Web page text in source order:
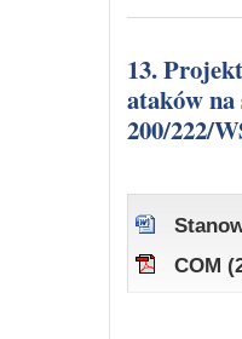
13. Projekt dyrektywy Parlamentu Europejskiego i Rady dotyczącej
ataków
200/222/
COM